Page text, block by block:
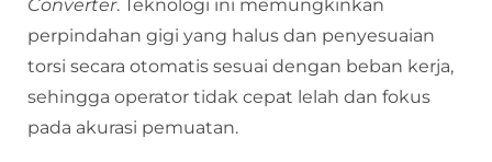
Converter. Teknologi ini memungkinkan
perpindahan gigi yang halus dan penyesuaian
torsi secara otomatis sesuai dengan beban kerja,
sehingga operator tidak cepat lelah dan fokus
pada akurasi pemuatan.